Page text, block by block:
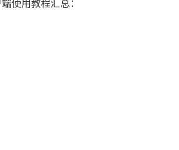
使用教程汇总：